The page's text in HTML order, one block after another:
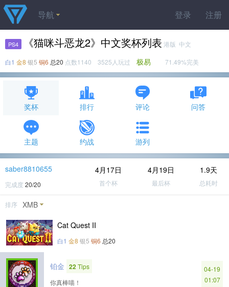
登录 注册
导航
PS4 《猫咪斗恶龙2》中文奖杯列表 港版 中文
白1 金8 银5 铜6 总20 点数1140 3525人玩过 极易 71.49%完美
奖杯 排行 评论 问答
主题 约战 游列
saber8810655
完成度 20/20
4月17日
首个杯
4月19日
最后杯
1.9天
总耗时
排序 XMB
Cat Quest II
白1 金8 银5 铜6 总20
铂金 22Tips
你真棒喵！
04-19
01:07